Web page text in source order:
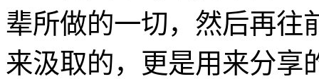
辈所做的一切，然后再往
来汲取的，更是用来分享